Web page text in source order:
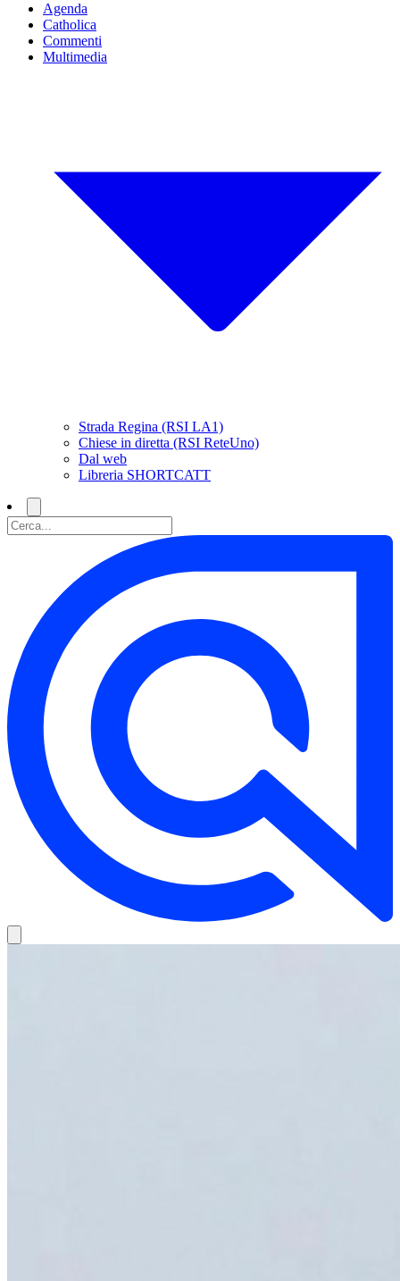
Agenda
Catholica
Commenti
Multimedia
Strada Regina (RSI LA1)
Chiese in diretta (RSI ReteUno)
Dal web
Libreria SHORTCATT